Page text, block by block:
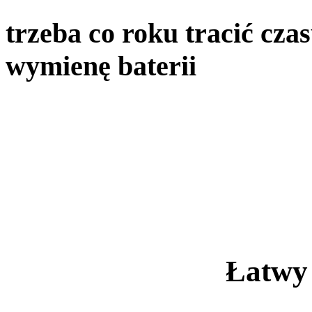
trzeba co roku tracić
wymienę baterii
Łatwy